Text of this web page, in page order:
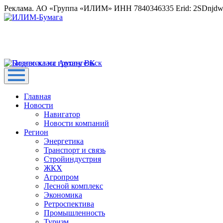
Реклама. АО «Группа «ИЛИМ» ИНН 7840346335 Erid:
Главная
Новости
Навигатор
Новости компаний
Регион
Энергетика
Транспорт и связь
Стройиндустрия
ЖКХ
Агропром
Лесной комплекс
Экономика
Ретроспектива
Промышленность